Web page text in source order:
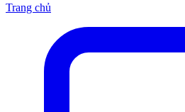
Trang chủ